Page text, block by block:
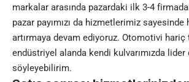
markalar arasında pazardaki ilk 3-4
pazar payımızı da hizmetlerimiz sayesinde
artırmaya devam ediyoruz. Otomotivi hariç
endüstriyel alanda kendi kulvarımızda
söyleyebilirim.